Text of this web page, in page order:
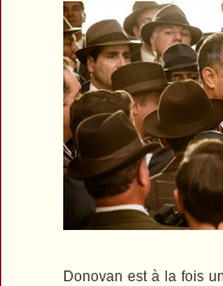
Donovan est à la fois